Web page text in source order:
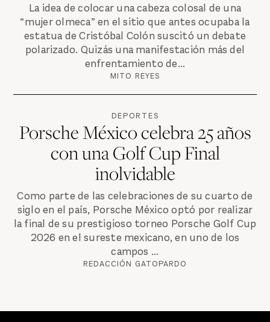
La idea de colocar una cabeza colosal de una
“mujer olmeca” en el sitio que antes ocupaba la
estatua de Cristóbal Colón suscitó un debate
polarizado. Quizás una manifestación más del
enfrentamiento de...
MITO REYES
DEPORTES
Porsche México celebra 25 años
con una Golf Cup Final
inolvidable
Como parte de las celebraciones de su cuarto de
siglo en el país, Porsche México optó por realizar
la final de su prestigioso torneo Porsche Golf Cup
2026 en el sureste mexicano, en uno de los
campos ...
REDACCIÓN GATOPARDO